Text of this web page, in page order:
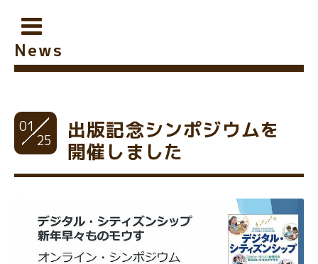
News
01
25
出版記念シンポジウムを
開催しました